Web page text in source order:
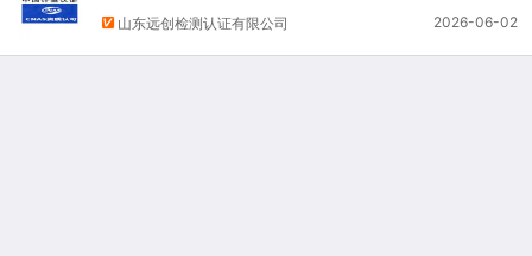
2026-06-02
山东远创检测认证有限公司